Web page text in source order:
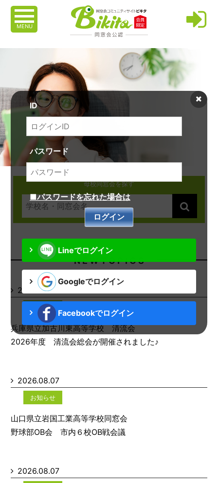
MENU
ID
パスワード
■パスワードを忘れた場合は
Lineでログイン
Googleでログイン
Facebookでログイン
母校同窓会を探す
N E W T O P I C S
2026.08.07
お知らせ
兵庫県立加古川東高等学校 清流会
2026年度 清流会総会が開催されました♪
2026.08.07
お知らせ
山口県立岩国工業高等学校同窓会
野球部OB会 市内６校OB戦会議
2026.08.07